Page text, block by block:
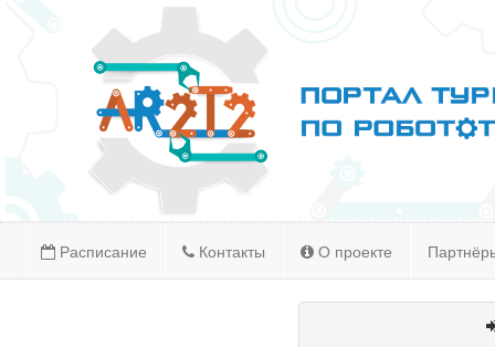
Расписание Контакты О проекте